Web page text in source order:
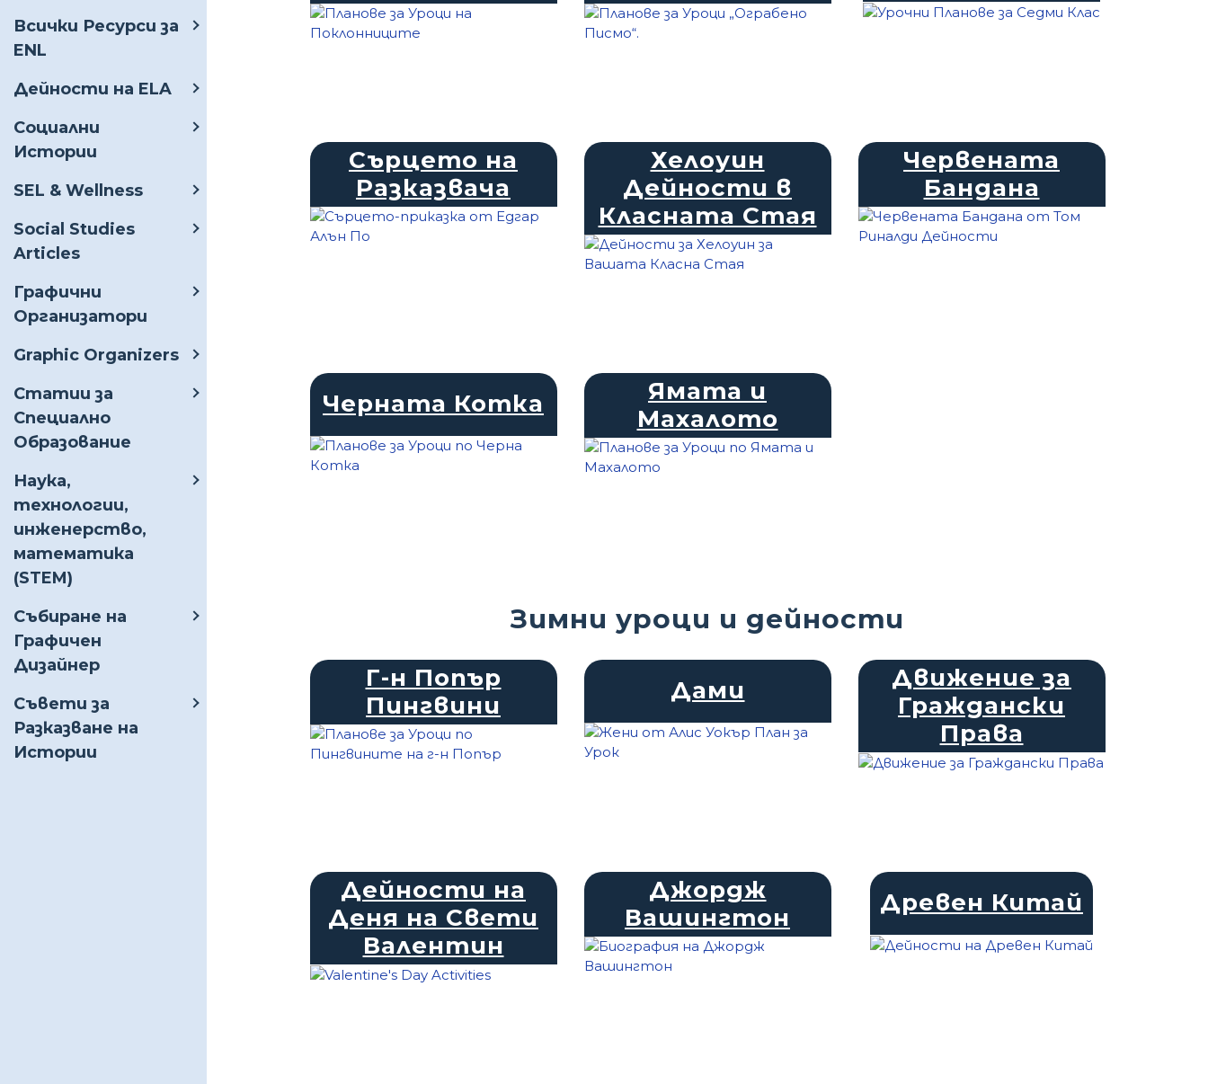
Всички Ресурси за
ENL
Дейности на ELA
Социални
Истории
SEL & Wellness
Social Studies
Articles
Графични
Организатори
Graphic Organizers
Статии за
Специално
Образование
Наука,
технологии,
инженерство,
математика
(STEM)
Събиране на
Графичен
Дизайнер
Съвети за
Разказване на
Истории
Сърцето на
Разказвача
Хелоуин
Дейности в
Класната Стая
Червената
Бандана
Черната Котка
Ямата и
Махалото
Зимни уроци и дейности
Г-н Попър
Пингвини
Дами
Движение за
Граждански
Права
Дейности на
Деня на Свети
Валентин
Джордж
Вашингтон
Древен Китай